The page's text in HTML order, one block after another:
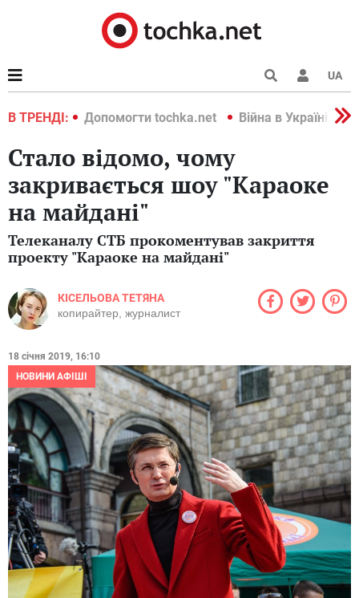
UA
В ТРЕНДІ:
2022 Допомогти tochka.net Війна в Україні 2022
Стало відомо, чому
закривається шоу "Караоке
на майдані"
Телеканалу СТБ прокоментував закриття
проекту "Караоке на майдані"
КІСЕЛЬОВА ТЕТЯНА
копирайтер, журналист
18 січня 2019, 16:10
НОВИНИ АФІШІ